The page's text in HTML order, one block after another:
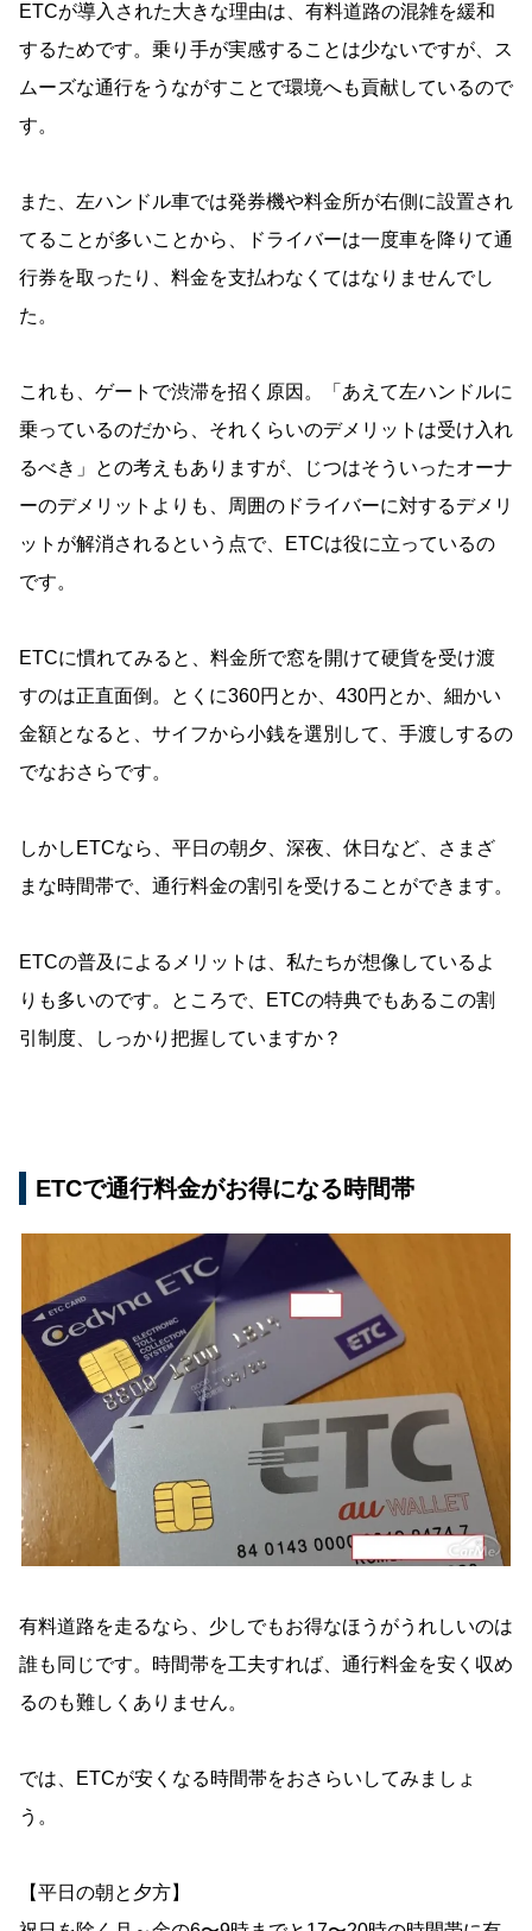
ETCが導入された大きな理由は、有料道路の混雑を緩和
するためです。乗り手が実感することは少ないですが、ス
ムーズな通行をうながすことで環境へも貢献しているので
す。
また、左ハンドル車では発券機や料金所が右側に設置され
てることが多いことから、ドライバーは一度車を降りて通
行券を取ったり、料金を支払わなくてはなりませんでし
た。
これも、ゲートで渋滞を招く原因。「あえて左ハンドルに
乗っているのだから、それくらいのデメリットは受け入れ
るべき」との考えもありますが、じつはそういったオーナ
ーのデメリットよりも、周囲のドライバーに対するデメリ
ットが解消されるという点で、ETCは役に立っているの
です。
ETCに慣れてみると、料金所で窓を開けて硬貨を受け渡
すのは正直面倒。とくに360円とか、430円とか、細かい
金額となると、サイフから小銭を選別して、手渡しするの
でなおさらです。
しかしETCなら、平日の朝夕、深夜、休日など、さまざ
まな時間帯で、通行料金の割引を受けることができます。
ETCの普及によるメリットは、私たちが想像しているよ
りも多いのです。ところで、ETCの特典でもあるこの割
引制度、しっかり把握していますか？
ETCで通行料金がお得になる時間帯
有料道路を走るなら、少しでもお得なほうがうれしいのは
誰も同じです。時間帯を工夫すれば、通行料金を安く収め
るのも難しくありません。
では、ETCが安くなる時間帯をおさらいしてみましょ
う。
【平日の朝と夕方】